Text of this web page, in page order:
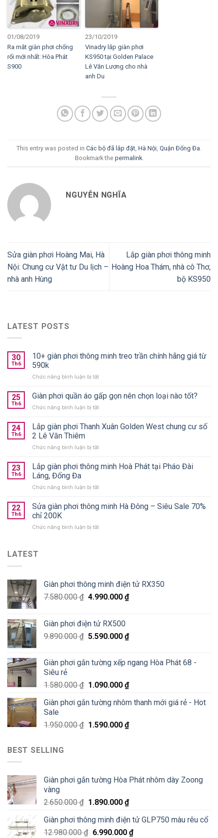
01/08/2019
Ra mắt giàn phơi chống
rối mới nhất: Hòa Phát
S900
23/10/2019
Vinadry lắp giàn phơi
KS950 tại Golden Palace
Lê Văn Lương cho nhà
anh Du
This entry was posted in Các bộ đã lắp đặt Hà Nội Quận Đống Đa
Bookmark the permalink.
NGUYỄN NGHĨA
Sửa giàn phơi Hoàng Mai, Hà
Nội: Chung cư Vật tư Du lịch –
nhà anh Hùng
Lắp giàn phơi thông minh
Hoàng Hoa Thám, nhà cô Thơ,
bộ KS950
LATEST POSTS
30
Th6
10+ giàn phơi thông minh treo trần chính hãng giá từ
590k
Chức năng bình luận bị tắtở
giàn
phơi
thông
treo
hãng
từ
25
Th6
Giàn phơi quần áo gấp gọn nên chọn loại nào tốt?
Chức năng bình luận bị tắtở
phơi
gấp
nên
nào
24
Th6
Lắp giàn phơi Thanh Xuân Golden West chung cư số
2 Lê Văn Thiêm
Chức năng bình luận bị tắtở
giàn
Xuân
West
số
23
Th6
Lắp giàn phơi thông minh Hoà Phát tại Pháo Đài
Láng, Đống Đa
Chức năng bình luận bị tắtở
giàn
phơi
minh
Đống
Đa
22
Th6
Sửa giàn phơi thông minh Hà Đông – Siêu Sale 70%
chỉ 200K
Chức năng bình luận bị tắtở
Đông
–
Siêu
chỉ
200K
LATEST
Giàn phơi thông minh điện tử RX350
7.580.000₫ 4.990.000 ₫
Giàn phơi điện tử RX500
9.890.000₫ 5.590.000 ₫
Giàn phơi gắn tường xếp ngang Hòa Phát 68 -
Siêu rẻ
1.580.000₫ 1.090.000 ₫
Giàn phơi gắn tường nhôm thanh mới giá rẻ - Hot
Sale
1.950.000₫ 1.590.000 ₫
BEST SELLING
Giàn phơi gắn tường Hòa Phát nhôm dày Zoong
vàng
2.650.000₫ 1.890.000 ₫
Giàn phơi thông minh điện tử GLP750 màu rêu cổ
12.980.000₫ 6.990.000 ₫